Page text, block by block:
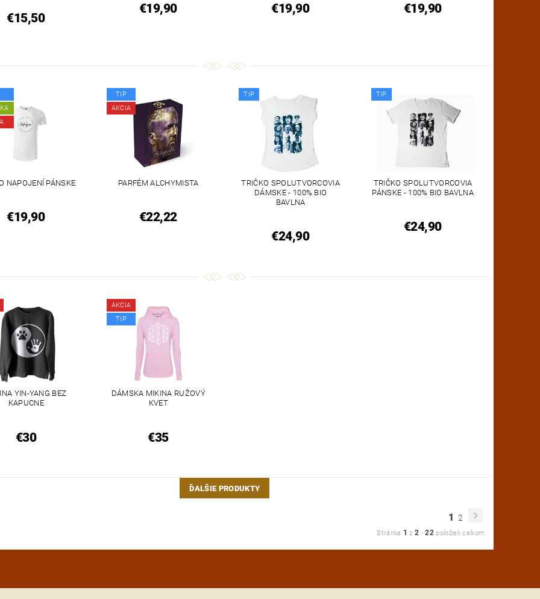
€15,50
€19,90 €19,90 €19,90
NAPOJENÍ PÁNSKE
€19,90
TIP
AKCIA
PARFÉM ALCHYMISTA
€22,22
TIP
TRIČKO SPOLUTVORCOVIA
DÁMSKE - 100% BIO
BAVLNA
€24,90
TIP
TRIČKO SPOLUTVORCOVIA
PÁNSKE - 100% BIO BAVLNA
€24,90
YIN-YANG BEZ
KAPUCNE
€30
AKCIA
TIP
DÁMSKA MIKINA RUŽOVÝ
KVET
€35
ĎALŠIE PRODUKTY
1 2
Stránka 1 z2 -22 položiek celkom